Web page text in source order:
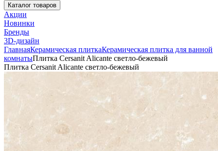
Каталог товаров
Акции
Новинки
Бренды
3D-дизайн
ГлавнаяКерамическая плиткаКерамическая плитка для ванной
комнатыПлитка Cersanit Alicante светло-бежевый
Плитка Cersanit Alicante светло-бежевый